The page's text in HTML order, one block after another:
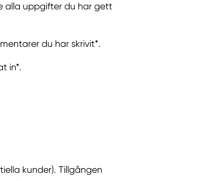
alla uppgifter du har gett
du har skrivit*.
in*.
kunder). Tillgången